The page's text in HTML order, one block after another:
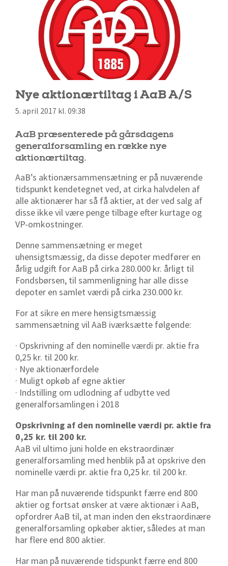
Nye aktionærtiltag i AaB A/S
5. april 2017 kl. 09:38
AaB præsenterede på gårsdagens
generalforsamling en række nye
aktionærtiltag.
AaB’s aktionærsammensætning er på nuværende
tidspunkt kendetegnet ved, at cirka halvdelen af
alle aktionærer har så få aktier, at der ved salg af
disse ikke vil være penge tilbage efter kurtage og
VP-omkostninger.
Denne sammensætning er meget
uhensigtsmæssig, da disse depoter medfører en
årlig udgift for AaB på cirka 280.000 kr. årligt til
Fondsbørsen, til sammenligning har alle disse
depoter en samlet værdi på cirka 230.000 kr.
For at sikre en mere hensigtsmæssig
sammensætning vil AaB iværksætte følgende:
· Opskrivning af den nominelle værdi pr. aktie fra
0,25 kr. til 200 kr.
· Nye aktionærfordele
· Muligt opkøb af egne aktier
· Indstilling om udlodning af udbytte ved
generalforsamlingen i 2018
Opskrivning af den nominelle værdi pr. aktie fra
0,25 kr. til 200 kr.
AaB vil ultimo juni holde en ekstraordinær
generalforsamling med henblik på at opskrive den
nominelle værdi pr. aktie fra 0,25 kr. til 200 kr.
Har man på nuværende tidspunkt færre end 800
aktier og fortsat ønsker at være aktionær i AaB,
opfordrer AaB til, at man inden den ekstraordinære
generalforsamling opkøber aktier, således at man
har flere end 800 aktier.
Har man på nuværende tidspunkt færre end 800